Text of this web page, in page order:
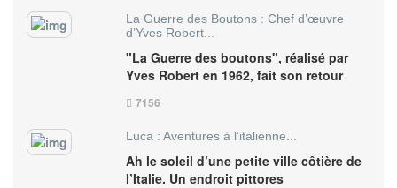
La Guerre des Boutons : Chef d’œuvre
d’Yves Robert...
"La Guerre des boutons", réalisé par
Yves Robert en 1962, fait son retour
7156
Luca : Aventures à l’italienne...
Ah le soleil d’une petite ville côtière de
l’Italie. Un endroit pittores